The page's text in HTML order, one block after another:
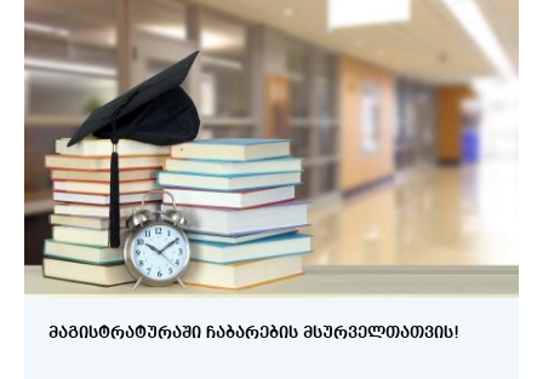
ᲛᲐᲒᲘᲡᲢᲠᲐᲢᲣᲠᲐᲨᲘ ᲩᲐᲑᲐᲠᲔᲑᲘᲡ ᲛᲡᲣᲠᲕᲔᲚᲗᲐᲗᲕᲘᲡ!